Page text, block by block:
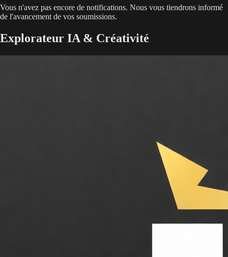
Vous n'avez pas encore de notifications. Nous vous tiendrons informé
de l'avancement de vos soumissions.
Explorateur IA & Créativité